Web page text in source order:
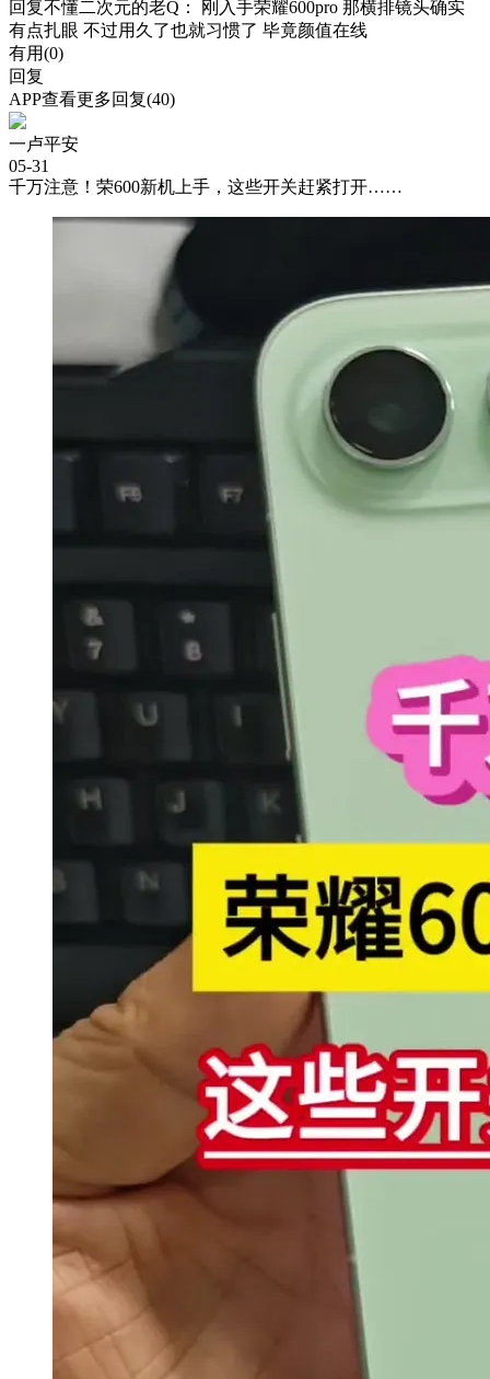
回复不懂二次元的老Q ： 刚入手荣耀600pro 那横排镜头确实
有点扎眼 不过用久了也就习惯了 毕竟颜值在线
有用(0)
回复
APP查看更多回复(40)
一卢平安
05-31
千万注意！荣600新机上手，这些开关赶紧打开……